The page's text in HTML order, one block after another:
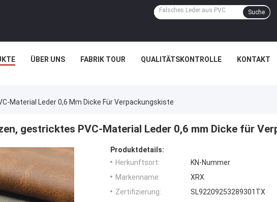
Suche
ÜBER UNS FABRIK TOUR QUALITÄTSKONTROLLE KONTAKT
Material Leder 0,6 Mm Dicke Für Verpackungskiste
gestricktes PVC-Material Leder 0,6 mm Dicke für
Produktdetails:
Herkunftsort:
KN-Nummer
Markenname:
XRX
Zertifizierung:
SL92209253289301TX